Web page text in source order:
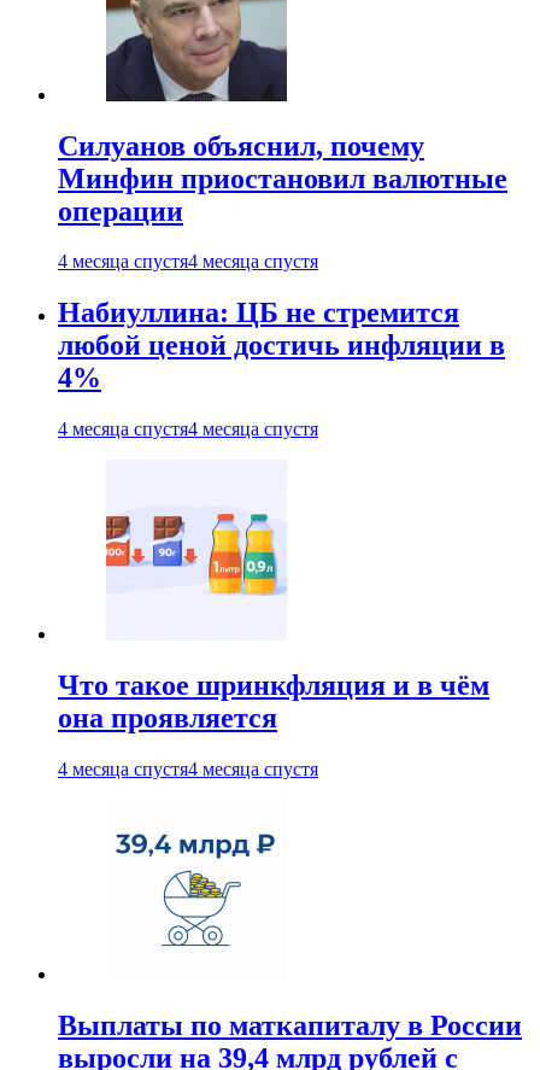
Силуанов объяснил, почему
Минфин приостановил валютные
операции
4 месяца спустя4 месяца спустя
Набиуллина: ЦБ не стремится
любой ценой достичь инфляции в
4%
4 месяца спустя4 месяца спустя
Что такое шринкфляция и в чём
она проявляется
4 месяца спустя4 месяца спустя
Выплаты по маткапиталу в России
выросли на 39,4 млрд рублей с